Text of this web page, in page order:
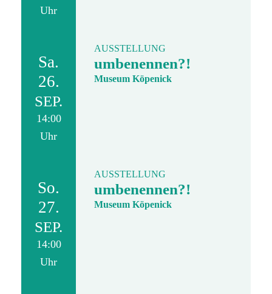
Uhr
Sa.
26.
SEP.
14:00
Uhr
AUSSTELLUNG
umbenennen?!
Museum Köpenick
So.
27.
SEP.
14:00
Uhr
AUSSTELLUNG
umbenennen?!
Museum Köpenick